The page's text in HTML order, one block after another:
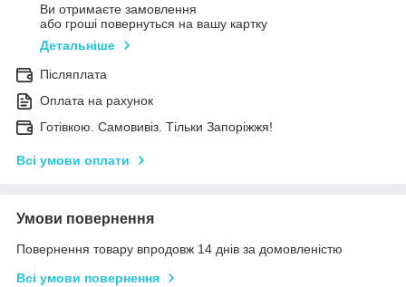
Ви отримаєте замовлення
або гроші повернуться на вашу картку
Детальніше
Післяплата
Оплата на рахунок
Готівкою. Самовивіз. Тільки Запоріжжя!
Всі умови оплати
Умови повернення
Повернення товару впродовж 14 днів за домовленістю
Всі умови повернення